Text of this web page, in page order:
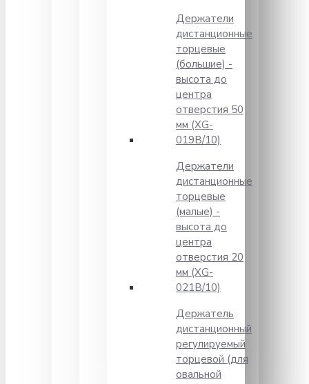
Держатели
дистанционные
торцевые
(большие) -
высота до
центра
отверстия 50
мм (XG-
019B/10)
Держатели
дистанционные
торцевые
(малые) -
высота до
центра
отверстия 20
мм (XG-
021B/10)
Держатель
дистанционный
регулируемый
торцевой (для
овальной